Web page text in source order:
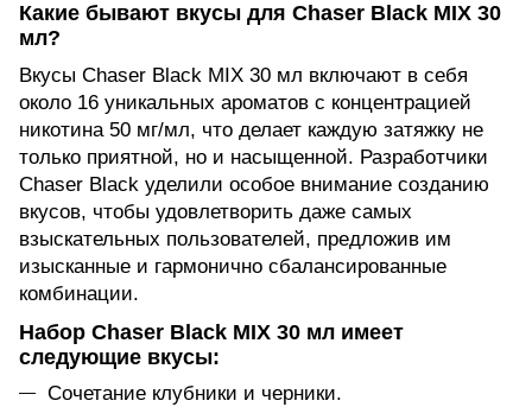
Какие бывают вкусы для Chaser Black MIX 30
мл?
Вкусы Chaser Black MIX 30 мл включают в себя
около 16 уникальных ароматов с концентрацией
никотина 50 мг/мл, что делает каждую затяжку не
только приятной, но и насыщенной. Разработчики
Chaser Black уделили особое внимание созданию
вкусов, чтобы удовлетворить даже самых
взыскательных пользователей, предложив им
изысканные и гармонично сбалансированные
комбинации.
Набор Chaser Black MIX 30 мл имеет
следующие вкусы:
Сочетание клубники и черники.